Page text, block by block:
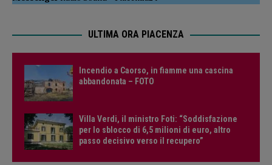
ULTIMA ORA PIACENZA
Incendio a Caorso, in fiamme una cascina
abbandonata – FOTO
Villa Verdi, il ministro Foti: “Soddisfazione
per lo sblocco di 6,5 milioni di euro, altro
passo decisivo verso il recupero”